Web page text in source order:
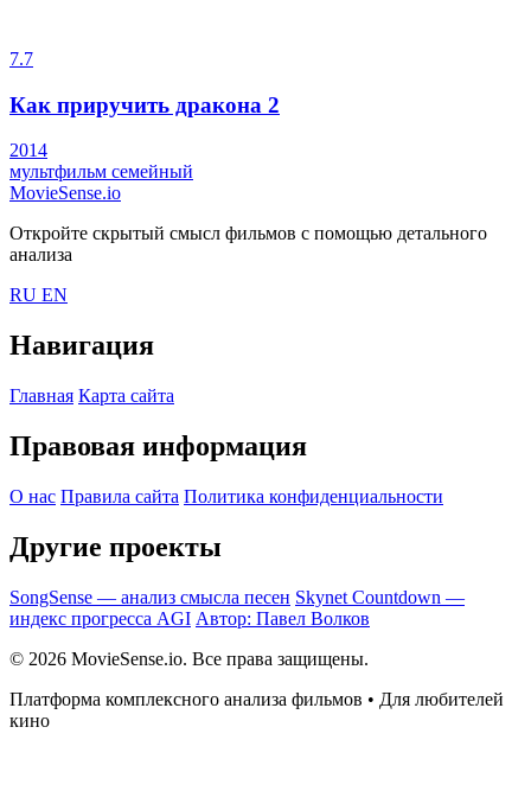
7.7
Как приручить дракона 2
2014
мультфильм семейный
MovieSense.io
Откройте скрытый смысл фильмов с помощью детального
анализа
RU EN
Навигация
Главная Карта сайта
Правовая информация
О нас Правила сайта Политика конфиденциальности
Другие проекты
SongSense — анализ смысла песен Skynet Countdown —
индекс прогресса AGI Автор: Павел Волков
© 2026 MovieSense.io. Все права защищены.
Платформа комплексного анализа фильмов • Для любителей
кино